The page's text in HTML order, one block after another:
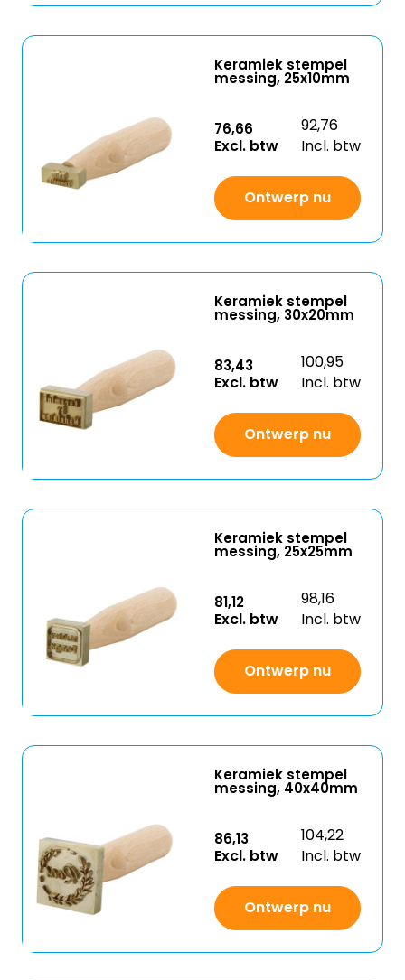
Keramiek stempel
messing, 25x10mm
76,66
Excl. btw
92,76
Incl. btw
Ontwerp nu
Keramiek stempel
messing, 30x20mm
83,43
Excl. btw
100,95
Incl. btw
Ontwerp nu
Keramiek stempel
messing, 25x25mm
81,12
Excl. btw
98,16
Incl. btw
Ontwerp nu
Keramiek stempel
messing, 40x40mm
86,13
Excl. btw
104,22
Incl. btw
Ontwerp nu